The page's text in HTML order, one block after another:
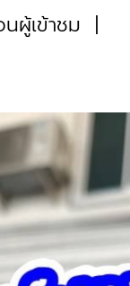
ผู้เข้าชม |